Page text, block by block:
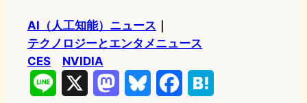
AI（人工知能）ニュース
テクノロジーとエンタメニュース
CES
NVIDIA